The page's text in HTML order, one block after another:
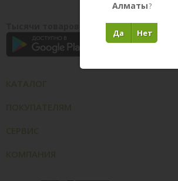
Тысячи товаров у вас на ладони
Алматы?
Нет
Да